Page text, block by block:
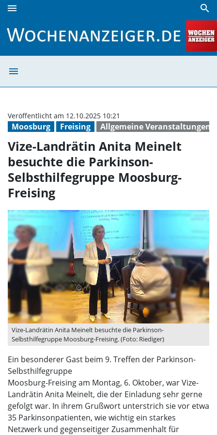
menu search
menu
Moosburg Freising Allgemeine Veranstaltungen
Veröffentlicht am 12.10.2025 10:21
Vize-Landrätin Anita Meinelt
besuchte die Parkinson-
Selbsthilfegruppe Moosburg-
Freising
Vize-Landrätin Anita Meinelt besuchte die Parkinson-
Selbsthilfegruppe Moosburg-Freising. (Foto: Riediger)
Ein besonderer Gast beim 9. Treffen der Parkinson-
Selbsthilfegruppe
Moosburg-Freising am Montag, 6. Oktober, war Vize-
Landrätin Anita Meinelt, die der Einladung sehr gerne
gefolgt war. In ihrem Grußwort unterstrich sie vor etwa
35 Parkinsonpatienten, wie wichtig ein starkes
Netzwerk und gegenseitiger Zusammenhalt für